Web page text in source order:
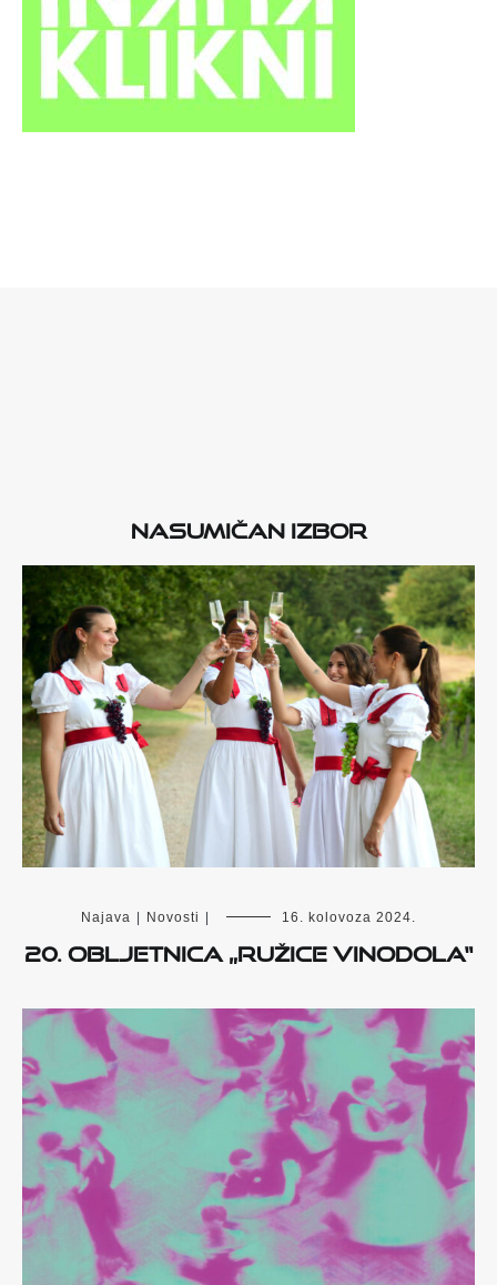
Nasumičan izbor
Najava Novosti 16. kolovoza 2024.
20. OBLJETNICA „RUŽICE VINODOLA“